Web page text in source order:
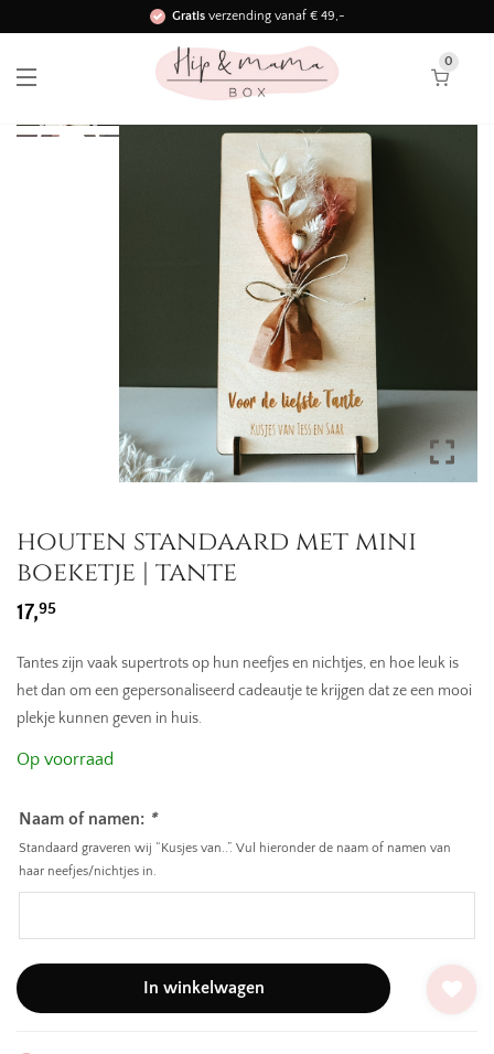
Gratisverzending vanaf € 49,-
Binnen 3 werkdagen in huis!
0
houten standaard met mini
boeketje | tante
17,95
Tantes zijn vaak supertrots op hun neefjes en nichtjes, en hoe leuk is
het dan om een gepersonaliseerd cadeautje te krijgen dat ze een mooi
plekje kunnen geven in huis.
Op voorraad
Naam of namen: *
Standaard graveren wij “Kusjes van..”. Vul hieronder de naam of namen van
haar neefjes/nichtjes in.
In winkelwagen